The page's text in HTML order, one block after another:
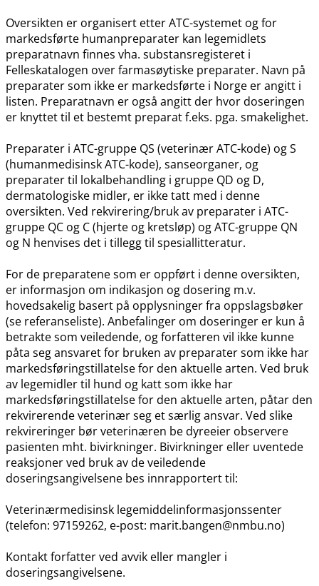
Oversikten er organisert etter ATC-systemet og for
markedsførte humanpreparater kan legemidlets
preparatnavn finnes vha. substansregisteret i
Felleskatalogen over farmasøytiske preparater. Navn på
preparater som ikke er markedsførte i Norge er angitt i
listen. Preparatnavn er også angitt der hvor doseringen
er knyttet til et bestemt preparat f.eks. pga. smakelighet.
Preparater i ATC-gruppe QS (veterinær ATC-kode) og S
(humanmedisinsk ATC-kode), sanseorganer, og
preparater til lokalbehandling i gruppe QD og D,
dermatologiske midler, er ikke tatt med i denne
oversikten. Ved rekvirering​/​bruk av preparater i ATC-
gruppe QC og C (hjerte og kretsløp) og ATC-gruppe QN
og N henvises det i tillegg til spesiallitteratur.
For de preparatene som er oppført i denne oversikten,
er informasjon om indikasjon og dosering m.v.
hovedsakelig basert på opplysninger fra oppslagsbøker
(se referanseliste). Anbefalinger om doseringer er kun å
betrakte som veiledende, og forfatteren vil ikke kunne
påta seg ansvaret for bruken av preparater som ikke har
markedsføringstillatelse for den aktuelle arten. Ved bruk
av legemidler til hund og katt som ikke har
markedsføringstillatelse for den aktuelle arten, påtar den
rekvirerende veterinær seg et særlig ansvar. Ved slike
rekvireringer bør veterinæren be dyreeier observere
pasienten mht. bivirkninger. Bivirkninger eller uventede
reaksjoner ved bruk av de veiledende
doseringsangivelsene bes innrapportert til:
Veterinærmedisinsk legemiddelinformasjonssenter
(telefon: 97159262, e-post: marit.bangen@nmbu.no)
Kontakt forfatter ved avvik eller mangler i
doseringsangivelsene.